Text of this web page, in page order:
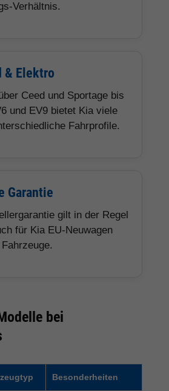
Verhältnis.
& Elektro
Ceed und Sportage bis
und EV9 bietet Kia viele
Fahrprofile.
Garantie
gilt in der Regel
für Kia EU-Neuwagen
bei
Besonderheiten